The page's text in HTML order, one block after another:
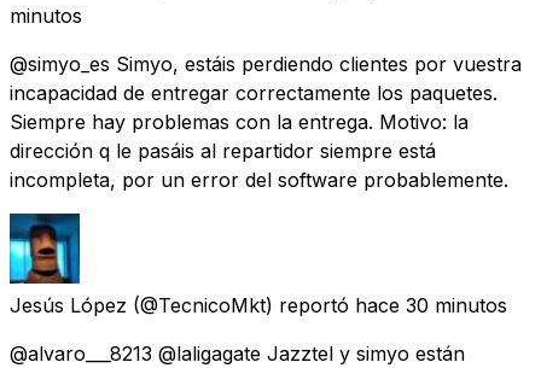
minutos
@simyo_es Simyo, estáis perdiendo clientes por vuestra
incapacidad de entregar correctamente los paquetes.
Siempre hay problemas con la entrega. Motivo: la
dirección q le pasáis al repartidor siempre está
incompleta, por un error del software probablemente.
Jesús López (@TecnicoMkt) reportó hace 30 minutos
@alvaro___8213 @laligagate Jazztel y simyo están